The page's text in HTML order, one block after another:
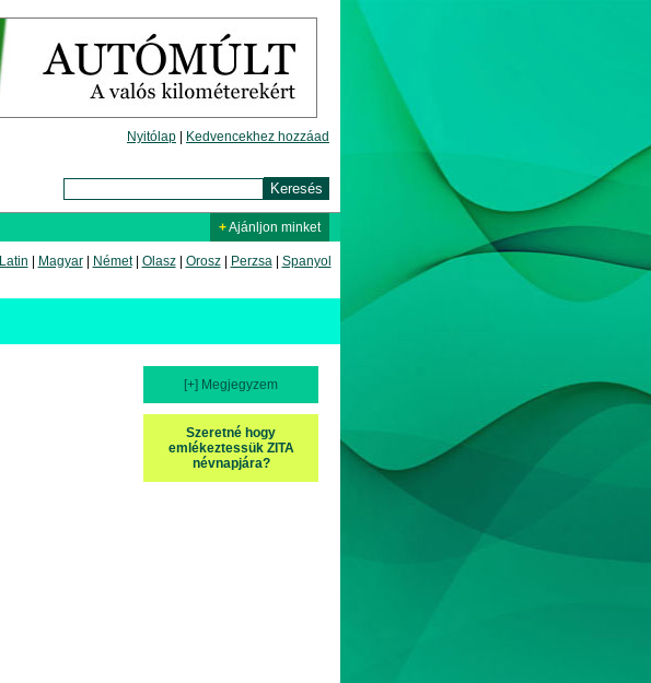
Nyitólap Kedvencekhez hozzáad
+Ajánljon minket
Latin Magyar| Német| Olasz| Orosz| Perzsa| Spanyol
[+] Megjegyzem
Szeretné hogy
emlékeztessük ZITA
névnapjára?